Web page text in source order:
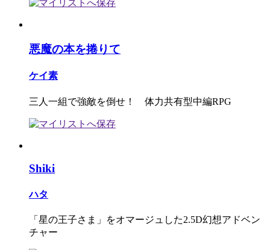
悪魔の本を捲りて
ケイ素
三人一組で強敵を倒せ！ 体力共有型中編RPG
Shiki
ハタ
「星の王子さま」をオマージュした2.5D幻想アドベン
チャー